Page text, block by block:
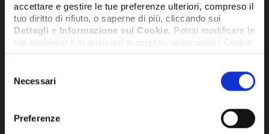
accettare e gestire le tue preferenze ulteriori, compreso il
tuo diritto di rifiuto, o saperne di più, cliccando sui
Dettagli e Informazione sui Cookie. Potrai modificare le
tue preferenze in qualsiasi momento, revocando i Cookie
precedentemente autorizzati, direttamente dalle
delNecessari
Preferenze
DISPONIBILE
Potrebbe anche interessarti